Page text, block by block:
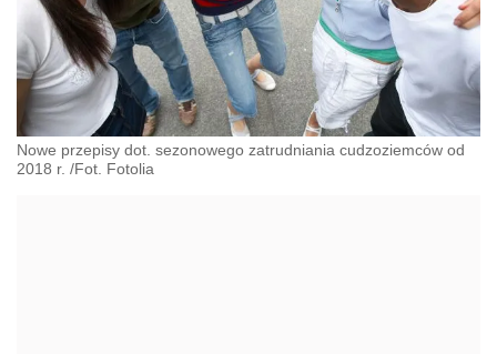
Nowe przepisy dot. sezonowego zatrudniania cudzoziemców od
2018 r. /Fot. Fotolia